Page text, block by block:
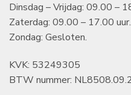
Dinsdag – Vrijdag: 09.00 –
Zaterdag: 09.00 – 17.00 uur.
Zondag: Gesloten.
KVK: 53249305
BTW nummer: